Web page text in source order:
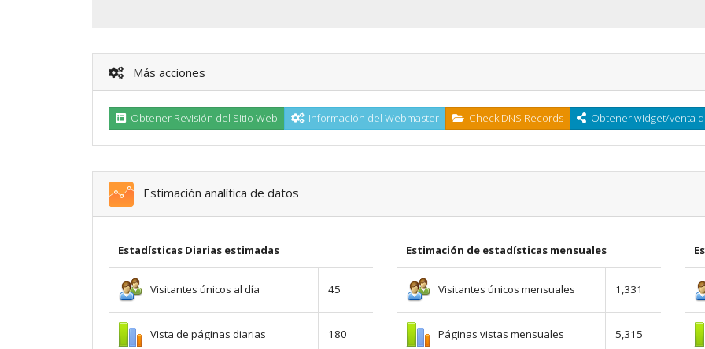
Más acciones
Obtener Revisión del Sitio Web Información del Webmaster Check DNS Records Obtener widget/venta
Estimación analítica de datos
Estadísticas Diarias estimadas
Visitantes únicos al día 45
Vista de páginas diarias 180
Estimación de estadísticas mensuales
Visitantes únicos mensuales 1,331
Páginas vistas mensuales 5,315